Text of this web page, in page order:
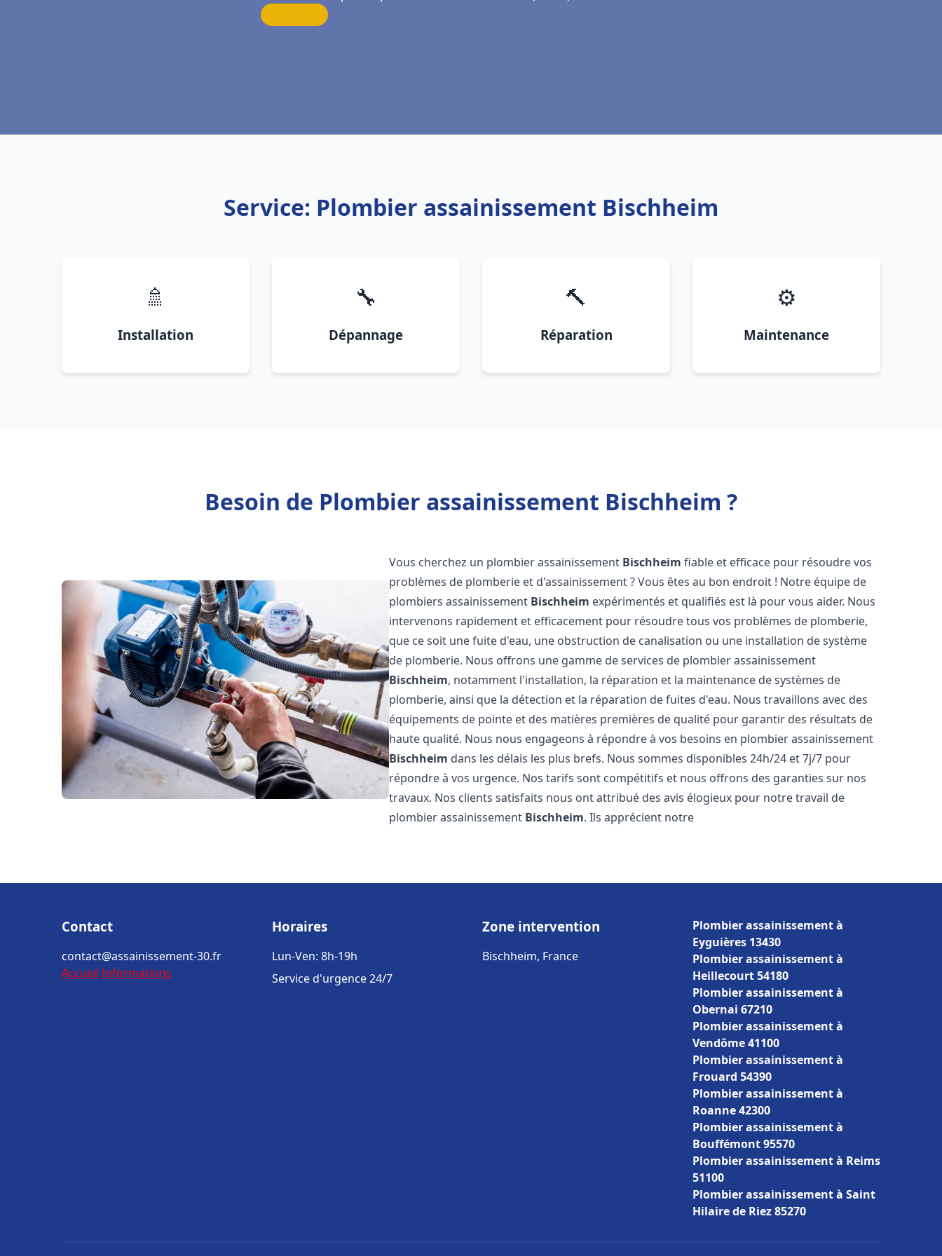
Service: Plombier assainissement Bischheim
🚿
Installation
🔧
Dépannage
🔨
Réparation
⚙️
Maintenance
Besoin de Plombier assainissement Bischheim ?
Vous cherchez un plombier assainissement Bischheim fiable et efficace pour résoudre vos
problèmes de plomberie et d'assainissement ? Vous êtes au bon endroit ! Notre équipe de
plombiers assainissement Bischheim expérimentés et qualifiés est là pour vous aider. Nous
intervenons rapidement et efficacement pour résoudre tous vos problèmes de plomberie,
que ce soit une fuite d'eau, une obstruction de canalisation ou une installation de système
de plomberie. Nous offrons une gamme de services de plombier assainissement
Bischheim, notamment l'installation, la réparation et la maintenance de systèmes de
plomberie, ainsi que la détection et la réparation de fuites d'eau. Nous travaillons avec des
équipements de pointe et des matières premières de qualité pour garantir des résultats de
haute qualité. Nous nous engageons à répondre à vos besoins en plombier assainissement
Bischheim dans les délais les plus brefs. Nous sommes disponibles 24h/24 et 7j/7 pour
répondre à vos urgence. Nos tarifs sont compétitifs et nous offrons des garanties sur nos
travaux. Nos clients satisfaits nous ont attribué des avis élogieux pour notre travail de
plombier assainissement Bischheim. Ils apprécient notre
Contact
contact@assainissement-30.fr
Accueil Informations
Horaires
Lun-Ven: 8h-19h
Service d'urgence 24/7
Zone intervention
Bischheim, France
Plombier assainissement à
Eyguières 13430
Plombier assainissement à
Heillecourt 54180
Plombier assainissement à
Obernai 67210
Plombier assainissement à
Vendôme 41100
Plombier assainissement à
Frouard 54390
Plombier assainissement à
Roanne 42300
Plombier assainissement à
Bouffémont 95570
Plombier assainissement à Reims
51100
Plombier assainissement à Saint
Hilaire de Riez 85270